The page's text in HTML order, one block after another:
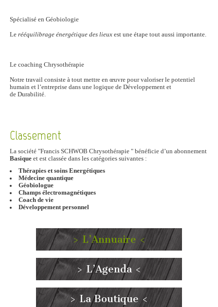
Spécialisé en Géobiologie
Le rééquilibrage énergétique des lieux est une étape tout aussi importante.
Le coaching Chrysothérapie
Notre travail consiste à tout mettre en œuvre pour valoriser le potentiel
humain et l’entreprise dans une logique de Développement et
de Durabilité.
Classement
La société "Francis SCHWOB Chrysothérapie " bénéficie d’un abonnement
Basique et est classée dans les catégories suivantes :
Thérapies et soins Energétiques
Médecine quantique
Géobiologue
Champs électromagnétiques
Coach de vie
Développement personnel
> L’Annuaire <
> L’Agenda <
> La Boutique <